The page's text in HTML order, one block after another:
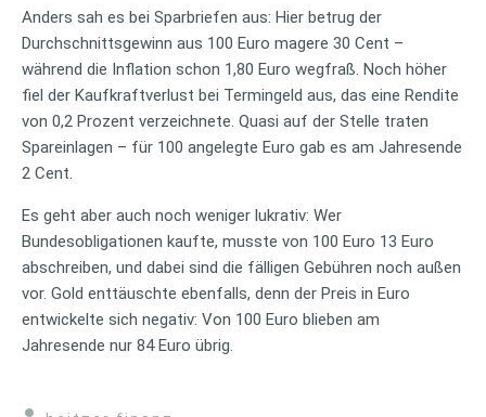
Anders sah es bei Sparbriefen aus: Hier betrug der
Durchschnittsgewinn aus 100 Euro magere 30 Cent –
während die Inflation schon 1,80 Euro wegfraß. Noch höher
fiel der Kaufkraftverlust bei Termingeld aus, das eine Rendite
von 0,2 Prozent verzeichnete. Quasi auf der Stelle traten
Spareinlagen – für 100 angelegte Euro gab es am Jahresende
2 Cent.
Es geht aber auch noch weniger lukrativ: Wer
Bundesobligationen kaufte, musste von 100 Euro 13 Euro
abschreiben, und dabei sind die fälligen Gebühren noch außen
vor. Gold enttäuschte ebenfalls, denn der Preis in Euro
entwickelte sich negativ: Von 100 Euro blieben am
Jahresende nur 84 Euro übrig.